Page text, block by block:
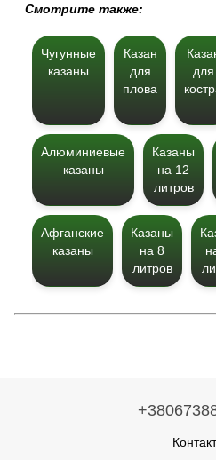
Cмотрите также:
Чугунные
казаны
Казан
для
плова
для
Алюминиевые
казаны
Казаны
на 12
литров
Афганские
казаны
Казаны
на 8
литров